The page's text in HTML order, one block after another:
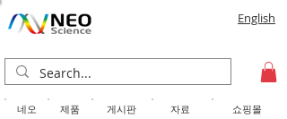
English
​네오 제품 게시판 자료 쇼핑몰